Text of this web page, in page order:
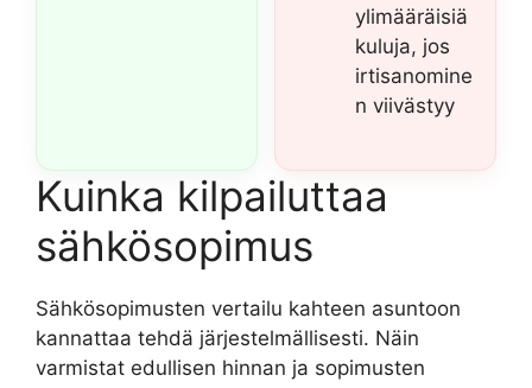
ylimääräisiä
kuluja, jos
irtisanomine
n viivästyy
Kuinka kilpailuttaa
sähkösopimus
Sähkösopimusten vertailu kahteen asuntoon
kannattaa tehdä järjestelmällisesti. Näin
varmistat edullisen hinnan ja sopimusten